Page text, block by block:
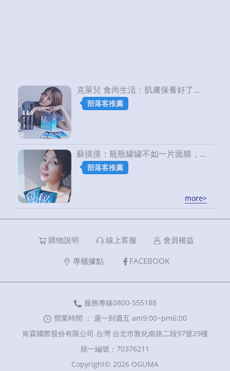
克萊兒 食尚生活：肌膚保養好了，即使素顏也很迷人
部落客推薦
more>
蘇摸摸：瓶瓶罐罐不如一片面膜，一整晚的塗塗抹抹不如三分鐘的保濕
部落客推薦
more>
購物說明 線上客服 會員權益
專櫃據點 FACEBOOK
服務專線0800-555188
營業時間 ： 週一到週五 am9:00~pm6:00
肯霖國際股份有限公司 台灣 台北市敦化南路二段97號29樓
統一編號：70376211
Copyright© 2026 OGUMA